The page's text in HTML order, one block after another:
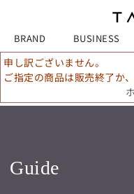
BRAND BUSINESS
申し訳ございません。
ご指定の商品は販売終了か
Guide